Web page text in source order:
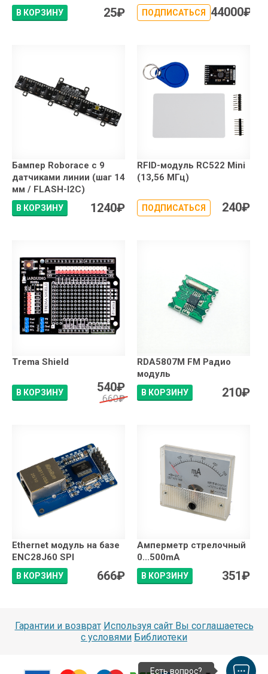
В КОРЗИНУ 25₽ ПОДПИСАТЬСЯ 44000₽
Бампер Roborace с 9
датчиками линии (шаг 14
мм / FLASH-I2C)
В КОРЗИНУ 1240₽
RFID-модуль RC522 Mini
(13,56 МГц)
ПОДПИСАТЬСЯ 240₽
Trema Shield
В КОРЗИНУ 540₽
660₽
RDA5807M FM Радио
модуль
В КОРЗИНУ 210₽
Ethernet модуль на базе
ENC28J60 SPI
В КОРЗИНУ 666₽
Амперметр стрелочный
0...500mA
В КОРЗИНУ 351₽
Гарантии и возврат Используя сайт Вы соглашаетесь
с условями Библиотеки
Есть вопрос?